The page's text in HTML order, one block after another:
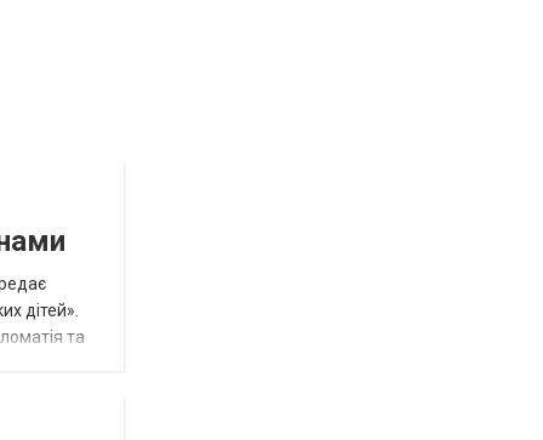
дітей».
та